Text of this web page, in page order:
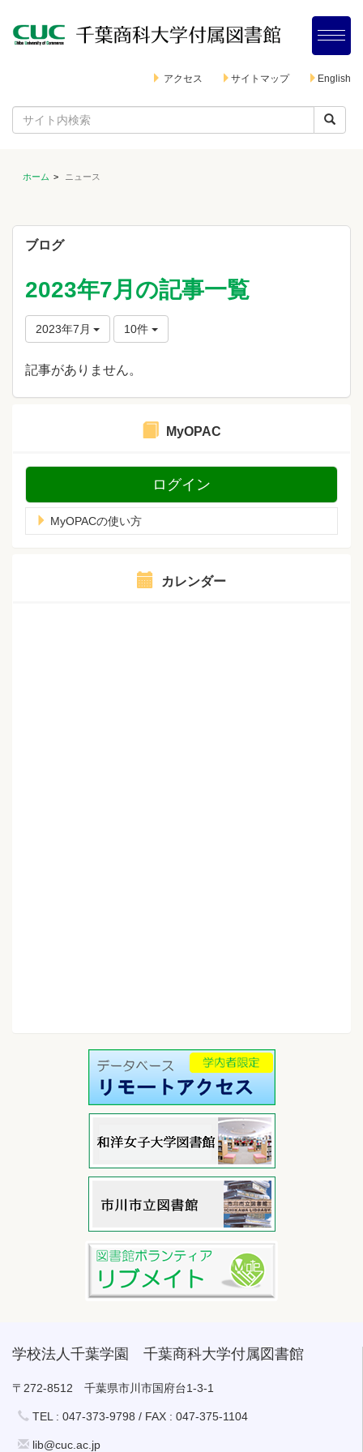
アクセス サイトマップ English
ホーム ニュース
ブログ
2023年7月の記事一覧
2023年7月 10件
記事がありません。
MyOPAC
ログイン
MyOPACの使い方
カレンダー
学校法人千葉学園 千葉商科大学付属図書館
〒272-8512 千葉県市川市国府台1-3-1
TEL : 047-373-9798 / FAX : 047-375-1104
lib@cuc.ac.jp